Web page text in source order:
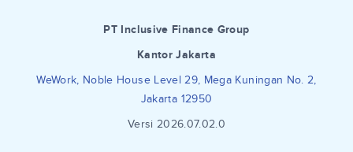
PT Inclusive Finance Group
Kantor Jakarta
WeWork, Noble House Level 29, Mega Kuningan No. 2,
Jakarta 12950
Versi 2026.07.02.0